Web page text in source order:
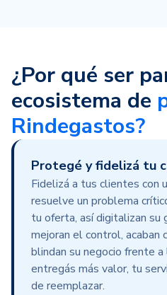
¿Por qué ser
ecosistema de
Rindegastos?
Protegé y fidelizá tu
Fidelizá a tus clientes con
resuelve un problema
tu oferta, así digitalizan su
mejoran el control, acaban
blindan su negocio frente
entregás más valor, tu
de reemplazar.